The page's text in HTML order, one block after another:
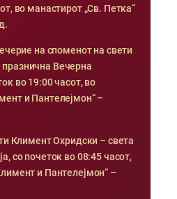
во манастирот „Св. Петка“
на споменот на свети
Вечерна
во 19:00 часот, во
и Пантелејмон“ –
Климент Охридски – света
со почеток во 08:45 часот,
и Пантелејмон“ –